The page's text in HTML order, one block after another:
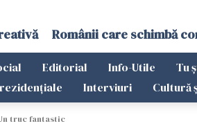
Românii care schimbă
Editorial Info-Utile Tu
Interviuri Cultură
truc fantastic